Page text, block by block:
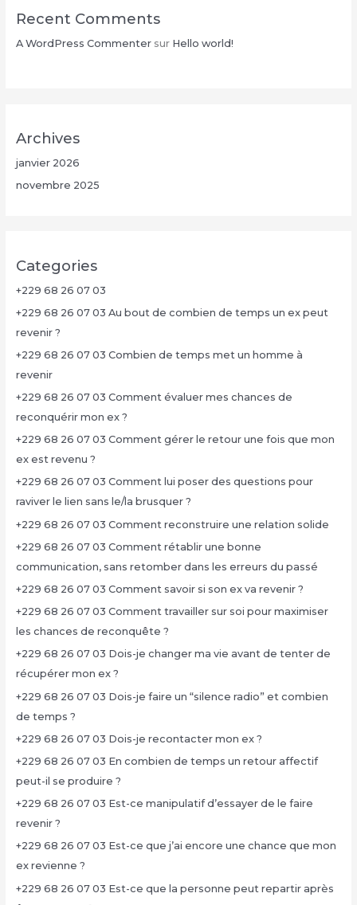
Recent Comments
A WordPress Commentersur Hello world!
Archives
janvier 2026
novembre 2025
Categories
+229 68 26 07 03
+229 68 26 07 03 Au bout de combien de temps un ex peut
revenir ?
+229 68 26 07 03 Combien de temps met un homme à
revenir
+229 68 26 07 03 Comment évaluer mes chances de
reconquérir mon ex ?
+229 68 26 07 03 Comment gérer le retour une fois que mon
ex est revenu ?
+229 68 26 07 03 Comment lui poser des questions pour
raviver le lien sans le/la brusquer ?
+229 68 26 07 03 Comment reconstruire une relation solide
+229 68 26 07 03 Comment rétablir une bonne
communication, sans retomber dans les erreurs du passé
+229 68 26 07 03 Comment savoir si son ex va revenir ?
+229 68 26 07 03 Comment travailler sur soi pour maximiser
les chances de reconquête ?
+229 68 26 07 03 Dois-je changer ma vie avant de tenter de
récupérer mon ex ?
+229 68 26 07 03 Dois-je faire un “silence radio” et combien
de temps ?
+229 68 26 07 03 Dois-je recontacter mon ex ?
+229 68 26 07 03 En combien de temps un retour affectif
peut-il se produire ?
+229 68 26 07 03 Est-ce manipulatif d’essayer de le faire
revenir ?
+229 68 26 07 03 Est-ce que j’ai encore une chance que mon
ex revienne ?
+229 68 26 07 03 Est-ce que la personne peut repartir après